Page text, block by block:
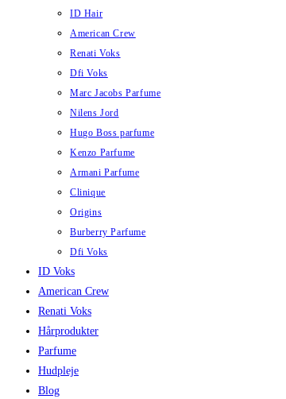
ID Hair
American Crew
Renati Voks
Dfi Voks
Marc Jacobs Parfume
Nilens Jord
Hugo Boss parfume
Kenzo Parfume
Armani Parfume
Clinique
Origins
Burberry Parfume
Dfi Voks
ID Voks
American Crew
Renati Voks
Hårprodukter
Parfume
Hudpleje
Blog